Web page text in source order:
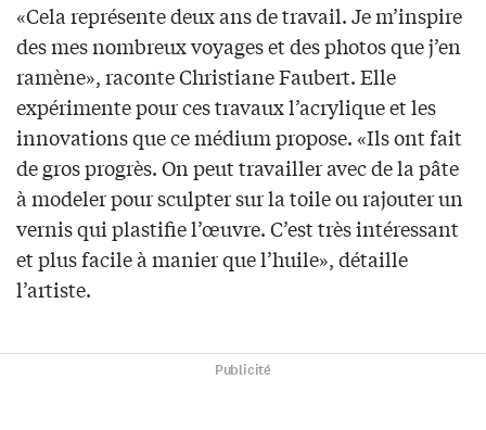
«Cela représente deux ans de travail. Je m’inspire
des mes nombreux voyages et des photos que j’en
ramène», raconte Christiane Faubert. Elle
expérimente pour ces travaux l’acrylique et les
innovations que ce médium propose. «Ils ont fait
de gros progrès. On peut travailler avec de la pâte
à modeler pour sculpter sur la toile ou rajouter un
vernis qui plastifie l’œuvre. C’est très intéressant
et plus facile à manier que l’huile», détaille
l’artiste.
Publicité